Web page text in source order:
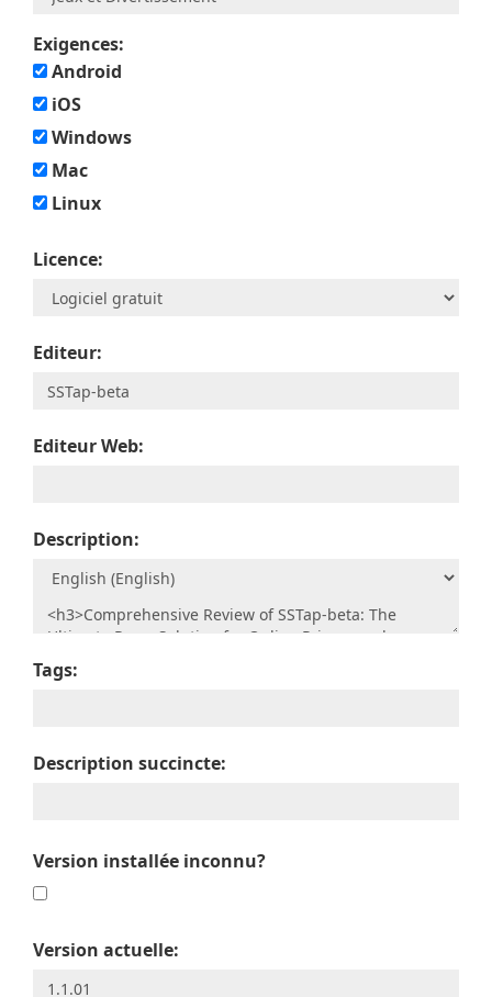
Exigences:
Android
iOS
Windows
Mac
Linux
Licence:
Editeur:
Editeur Web:
Description:
Tags:
Description succincte:
Version installée inconnu?
Version actuelle: